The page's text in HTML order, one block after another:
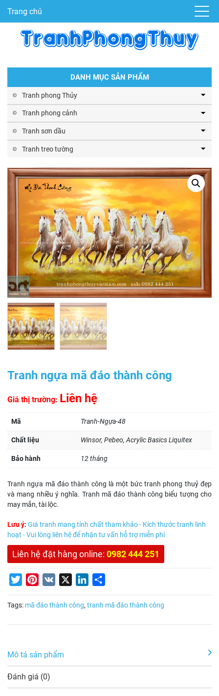
Trang chủ
DANH MỤC SẢN PHẨM
Tranh phong Thủy
Tranh phong cảnh
Tranh sơn dầu
Tranh treo tường
Tranh ngựa mã đáo thành công
Giá thị trường: Liên hệ
Mã Tranh-Ngựa-48
Chất liệu Winsor, Pebeo, Acrylic Basics Liquitex
Bảo hành 12 tháng
Tranh ngựa mã đáo thành công là một bức tranh phong thuỷ đẹp
và mang nhiều ý nghĩa. Tranh mã đáo thành công biểu tượng cho
may mắn, tài lộc.
Lưu ý: Giá tranh mang tính chất tham khảo - Kích thước tranh linh
hoạt - Vui lòng liên hệ để nhận tư vấn hỗ trợ miễn phí
Liên hệ đặt hàng online: 0982 444 251
TwitterPinterest
VK LinkedIn
Tags: mã đáo thành công, tranh mã đáo thành công
Mô tả sản phẩm
Đánh giá (0)